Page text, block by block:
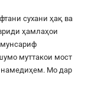
сухани ҳақ ва
ҳамлаҳои
мунсариф
муттакои мост
намедиҳем. Мо дар